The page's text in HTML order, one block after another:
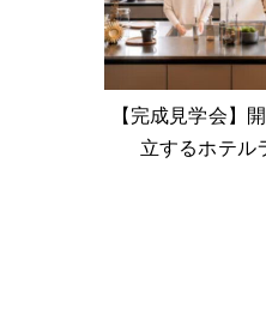
【完成見学会】
立するホテル